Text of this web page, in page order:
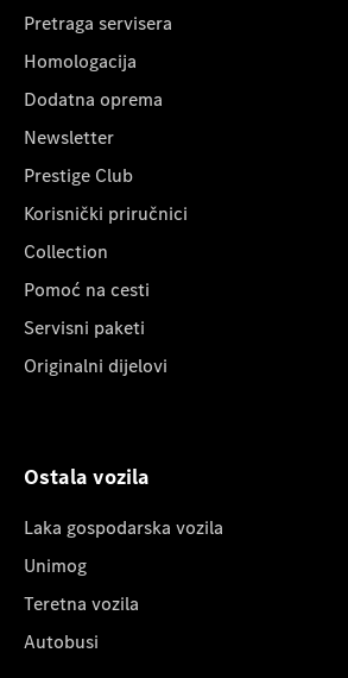
Pretraga servisera
Homologacija
Dodatna oprema
Newsletter
Prestige Club
Korisnički priručnici
Collection
Pomoć na cesti
Servisni paketi
Originalni dijelovi
Ostala vozila
Laka gospodarska vozila
Unimog
Teretna vozila
Autobusi